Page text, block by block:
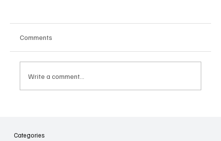
նվիրում որոշում
Comments
Write a comment...
Categories